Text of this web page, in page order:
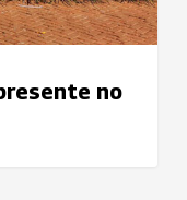
no